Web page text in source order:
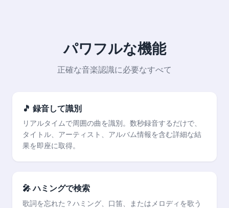
パワフルな機能
正確な音楽認識に必要なすべて
🎵 録音して識別
リアルタイムで周囲の曲を識別。数秒録音するだけで、
タイトル、アーティスト、アルバム情報を含む詳細な結
果を即座に取得。
🎤 ハミングで検索
歌詞を忘れた？ハミング、口笛、またはメロディを歌う